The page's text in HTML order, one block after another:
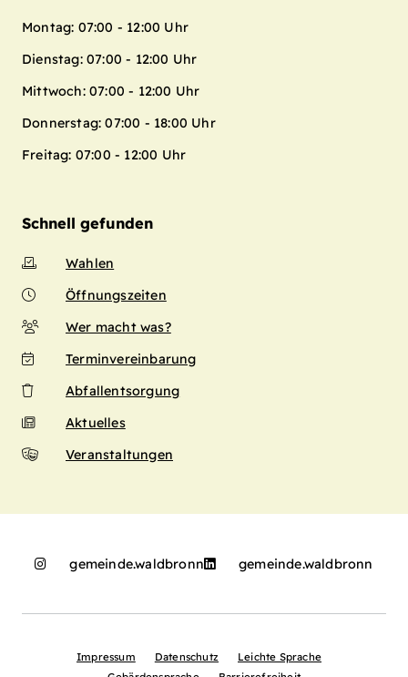
Montag: 07:00 - 12:00 Uhr
Dienstag: 07:00 - 12:00 Uhr
Mittwoch: 07:00 - 12:00 Uhr
Donnerstag: 07:00 - 18:00 Uhr
Freitag: 07:00 - 12:00 Uhr
Schnell gefunden
Wahlen
Öffnungszeiten
Wer macht was?
Terminvereinbarung
Abfallentsorgung
Aktuelles
Veranstaltungen
gemeinde.waldbronn gemeinde.waldbronn
Impressum Datenschutz
Leichte Sprache